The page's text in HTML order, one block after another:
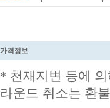
가격정보
* 천재지변 등에
라운드 취소는 환